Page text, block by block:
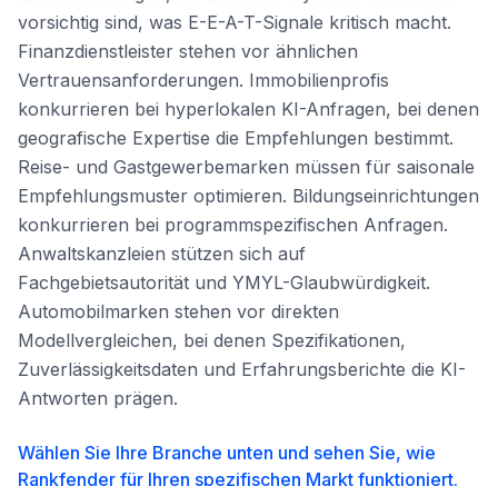
vorsichtig sind, was E-E-A-T-Signale kritisch macht.
Finanzdienstleister stehen vor ähnlichen
Vertrauensanforderungen. Immobilienprofis
konkurrieren bei hyperlokalen KI-Anfragen, bei denen
geografische Expertise die Empfehlungen bestimmt.
Reise- und Gastgewerbemarken müssen für saisonale
Empfehlungsmuster optimieren. Bildungseinrichtungen
konkurrieren bei programmspezifischen Anfragen.
Anwaltskanzleien stützen sich auf
Fachgebietsautorität und YMYL-Glaubwürdigkeit.
Automobilmarken stehen vor direkten
Modellvergleichen, bei denen Spezifikationen,
Zuverlässigkeitsdaten und Erfahrungsberichte die KI-
Antworten prägen.
Wählen Sie Ihre Branche unten und sehen Sie, wie
Rankfender für Ihren spezifischen Markt funktioniert.